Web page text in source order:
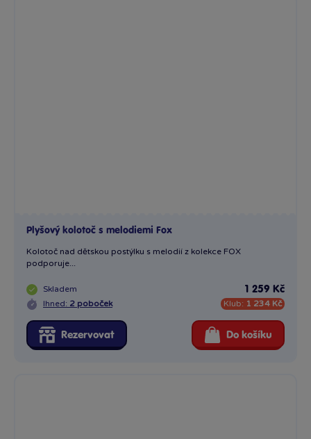
Plyšový kolotoč s melodiemi Fox
Kolotoč nad dětskou postýlku s melodií z kolekce FOX
podporuje...
Skladem
Ihned: 2 poboček
1 259 Kč
Klub: 1 234 Kč
Rezervovat Do košíku